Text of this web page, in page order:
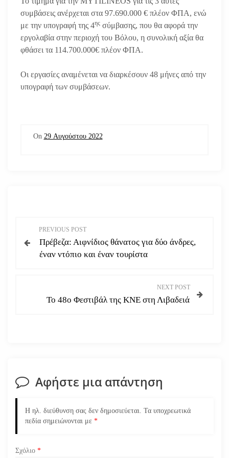
συμβάσεις ανέρχεται στα 97.690.000 € πλέον ΦΠΑ, ενώ
με την υπογραφή της 4ης σύμβασης, που θα αφορά την
εργολαβία στην περιοχή του Βόλου, η συνολική αξία θα
φθάσει τα 114.700.000€ πλέον ΦΠΑ.
Οι εργασίες αναμένεται να διαρκέσουν 48 μήνες από την
υπογραφή των συμβάσεων.
On 29 Αυγούστου 2022
λ
η
ρ
PREVIOUS POST
Πρέβεζα: Αιφνίδιος θάνατος για δύο άνδρες,
έναν ντόπιο και έναν τουρίστα
NEXT POST
Το 48ο Φεστιβάλ της ΚΝΕ στη Λιβαδειά
Αφήστε μια απάντηση
Η ηλ. διεύθυνση σας δεν δημοσιεύεται. Τα υποχρεωτικά
πεδία σημειώνονται με *
Σχόλιο *